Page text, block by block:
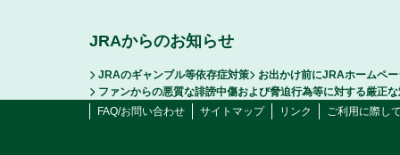
JRAからのお知らせ
JRAのギャンブル等依存症対策
お出かけ前にJRAホームペ
ファンからの悪質な誹謗中傷および脅迫行為等に対する厳正
FAQ/お問い合わせ
サイトマップ リンク ご利用に際し